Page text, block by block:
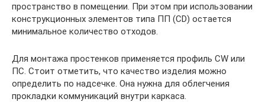
пространство в помещении. При этом при использовании
конструкционных элементов типа ПП (CD) остается
минимальное количество отходов.
Для монтажа простенков применяется профиль CW или
ПС. Стоит отметить, что качество изделия можно
определить по надсечке. Она нужна для облегчения
прокладки коммуникаций внутри каркаса.